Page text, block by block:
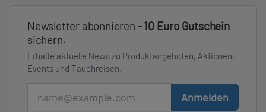
Newsletter abonnieren -10 Euro Gutschein
sichern.
Erhalte aktuelle News zu Produktangeboten, Aktionen,
Events und Tauchreisen.
Anmelden